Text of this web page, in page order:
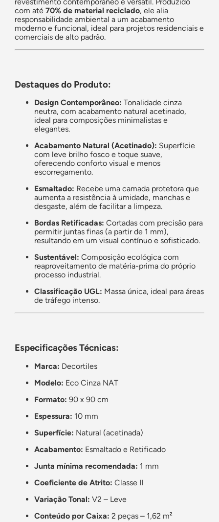
com até 70% de material reciclado, ele alia
responsabilidade ambiental a um acabamento
moderno e funcional, ideal para projetos residenciais e
comerciais de alto padrão.
Destaques do Produto:
Design Contemporâneo: Tonalidade cinza
neutra, com acabamento natural acetinado,
ideal para composições minimalistas e
elegantes.
Acabamento Natural (Acetinado): Superfície
com leve brilho fosco e toque suave,
oferecendo conforto visual e menos
escorregamento.
Esmaltado: Recebe uma camada protetora que
aumenta a resistência à umidade, manchas e
desgaste, além de facilitar a limpeza.
Bordas Retificadas: Cortadas com precisão para
permitir juntas finas (a partir de 1 mm),
resultando em um visual contínuo e sofisticado.
Sustentável: Composição ecológica com
reaproveitamento de matéria-prima do próprio
processo industrial.
Classificação UGL: Massa única, ideal para áreas
de tráfego intenso.
Especificações Técnicas:
Marca: Decortiles
Modelo: Eco Cinza NAT
Formato: 90 x 90 cm
Espessura: 10 mm
Superfície: Natural (acetinada)
Acabamento: Esmaltado e Retificado
Junta mínima recomendada: 1 mm
Coeficiente de Atrito: Classe II
Variação Tonal: V2 – Leve
Conteúdo por Caixa: 2 peças – 1,62 m²